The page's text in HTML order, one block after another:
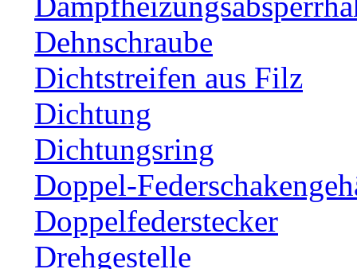
Dehnschraube
Dichtstreifen aus Filz
Dichtung
Dichtungsring
Doppel-
Doppelfederstecker
Drehgestelle